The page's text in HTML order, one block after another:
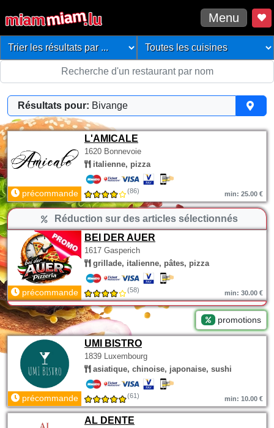
Menu
Résultats pour: Bivange
L'AMICALE
1620 Bonnevoie
italienne, pizza
précommande (86) min: 25.00 €
Réduction sur des articles sélectionnés
BEI DER AUER
1617 Gasperich
grillade, italienne, pâtes, pizza
précommande (58) min: 30.00 €
promotions
UMI BISTRO
1839 Luxembourg
asiatique, chinoise, japonaise, sushi
précommande (61) min: 10.00 €
AL DENTE